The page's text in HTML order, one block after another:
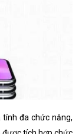
tính đa chức năng,